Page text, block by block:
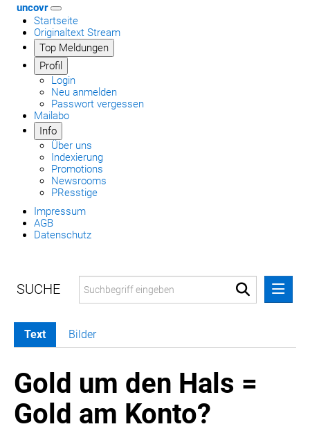
uncovr
Startseite
Originaltext Stream
Top Meldungen
Profil
Login
Neu anmelden
Passwort vergessen
Mailabo
Info
Über uns
Indexierung
Promotions
Newsrooms
PResstige
Impressum
AGB
Datenschutz
MELDUNGEN
COCA-COLA
RÖMERQUELLE
Text Bilder
Gold um den Hals =
Gold am Konto?